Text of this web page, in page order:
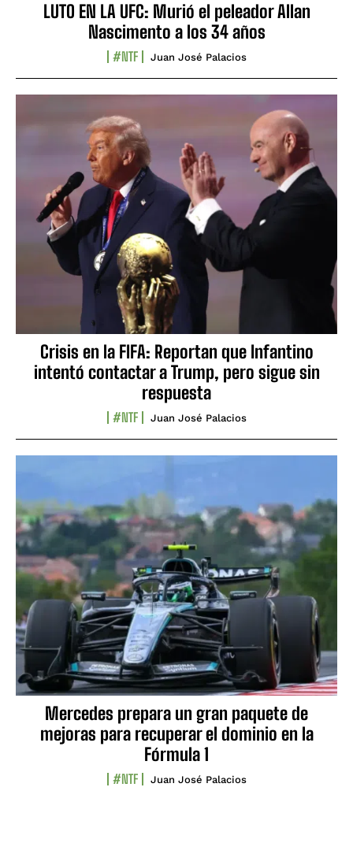
LUTO EN LA UFC: Murió el peleador Allan
Nascimento a los 34 años
#NTF Juan José Palacios
Crisis en la FIFA: Reportan que Infantino
intentó contactar a Trump, pero sigue sin
respuesta
#NTF Juan José Palacios
Mercedes prepara un gran paquete de
mejoras para recuperar el dominio en la
Fórmula 1
#NTF Juan José Palacios